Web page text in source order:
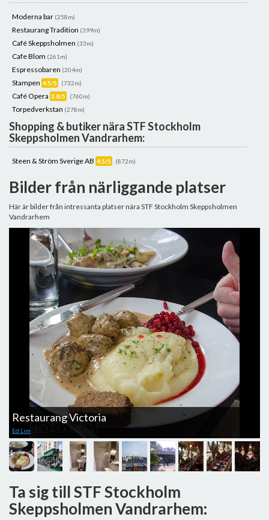
Moderna bar (258m)
Restaurang Tradition (399m)
Café Skeppsholmen (33m)
Cafe Blom (261m)
Espressobaren (204m)
Stampen 4.5/5 (732m)
Café Opera 3.8/5 (760m)
Torpedverkstan (278m)
Shopping & butiker nära STF Stockholm
Skeppsholmen Vandrarhem:
Steen & Ström Sverige AB 4.5/5 (872m)
Bilder från närliggande platser
Här är bilder från intressanta platser nära STF Stockholm Skeppsholmen
Vandrarhem
Restaurang Victoria
Ed Lim
Ta sig till STF Stockholm
Skeppsholmen Vandrarhem: